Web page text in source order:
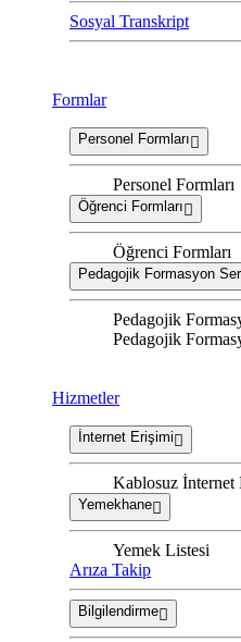
Sosyal Transkript
Formlar
Personel Formları
Personel Formları
Öğrenci Formları
Öğrenci Formları
Pedagojik Formasyon
Pedagojik
Pedagojik
Hizmetler
İnternet Erişimi
Kablosuz İnternet
Yemekhane
Yemek Listesi
Arıza Takip
Bilgilendirme